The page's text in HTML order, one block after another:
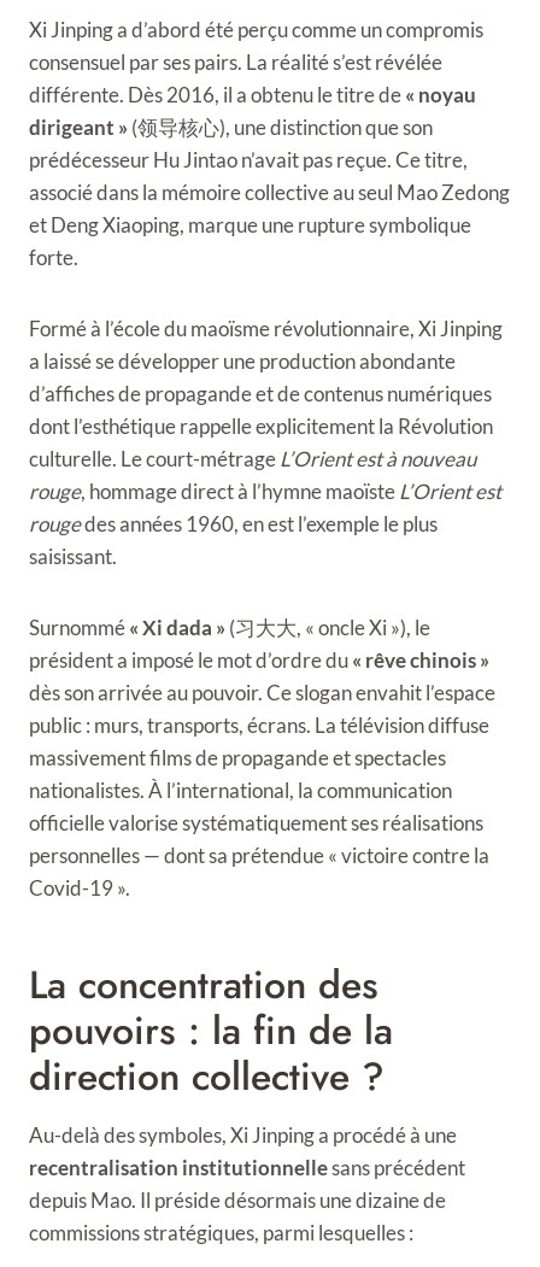
Xi Jinping a d’abord été perçu comme un compromis
consensuel par ses pairs. La réalité s’est révélée
différente. Dès 2016, il a obtenu le titre de« noyau
dirigeant » (领导核心), une distinction que son
prédécesseur Hu Jintao n’avait pas reçue. Ce titre,
associé dans la mémoire collective au seul Mao Zedong
et Deng Xiaoping, marque une rupture symbolique
forte.
Formé à l’école du maoïsme révolutionnaire, Xi Jinping
a laissé se développer une production abondante
d’affiches de propagande et de contenus numériques
dont l’esthétique rappelle explicitement la Révolution
culturelle. Le court-métrageL’Orient est à nouveau
rouge, hommage direct à l’hymne maoïsteL’Orient est
rougedes années 1960, en est l’exemple le plus
saisissant.
Surnommé« Xi dada » (习大大, « oncle Xi »), le
président a imposé le mot d’ordre du« rêve chinois »
dès son arrivée au pouvoir. Ce slogan envahit l’espace
public : murs, transports, écrans. La télévision diffuse
massivement films de propagande et spectacles
nationalistes. À l’international, la communication
officielle valorise systématiquement ses réalisations
personnelles — dont sa prétendue « victoire contre la
Covid-19 ».
La concentration des
pouvoirs : la fin de la
direction collective ?
Au-delà des symboles, Xi Jinping a procédé à une
recentralisation institutionnellesans précédent
depuis Mao. Il préside désormais une dizaine de
commissions stratégiques, parmi lesquelles :